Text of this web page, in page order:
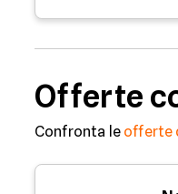
Offerte
Confronta le offerte